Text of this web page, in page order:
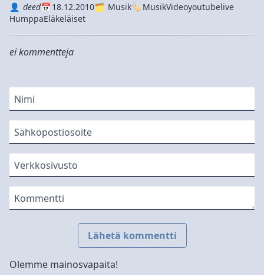
Autordeed
Datum 18.12.2010
Kategorie Musik Tags
MusikVideoyoutubelive
HumppaEläkeläiset
ei kommentteja
Nimi
Sähköpostiosoite
Verkkosivusto
Kommentti
Lähetä kommentti
Olemme mainosvapaita!